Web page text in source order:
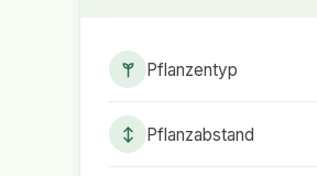
Pflanzentyp
Pflanzabstand